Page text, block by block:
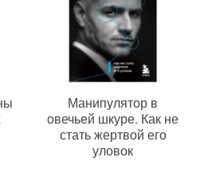
Манипулятор в
овечьей шкуре. Как не
стать жертвой его
уловок